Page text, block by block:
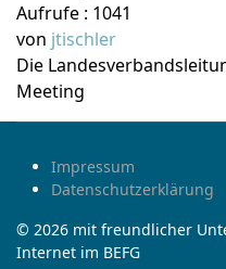
Aufrufe : 1041
von jtischler
Die
Meeting
Impressum
Datenschutzerklärung
© 2026 mit freundlicher
Internet im BEFG